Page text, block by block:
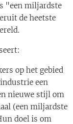
"een miljardste
de heetste
op het gebied
een
nieuwe stijl om
(een miljardste
doel is om